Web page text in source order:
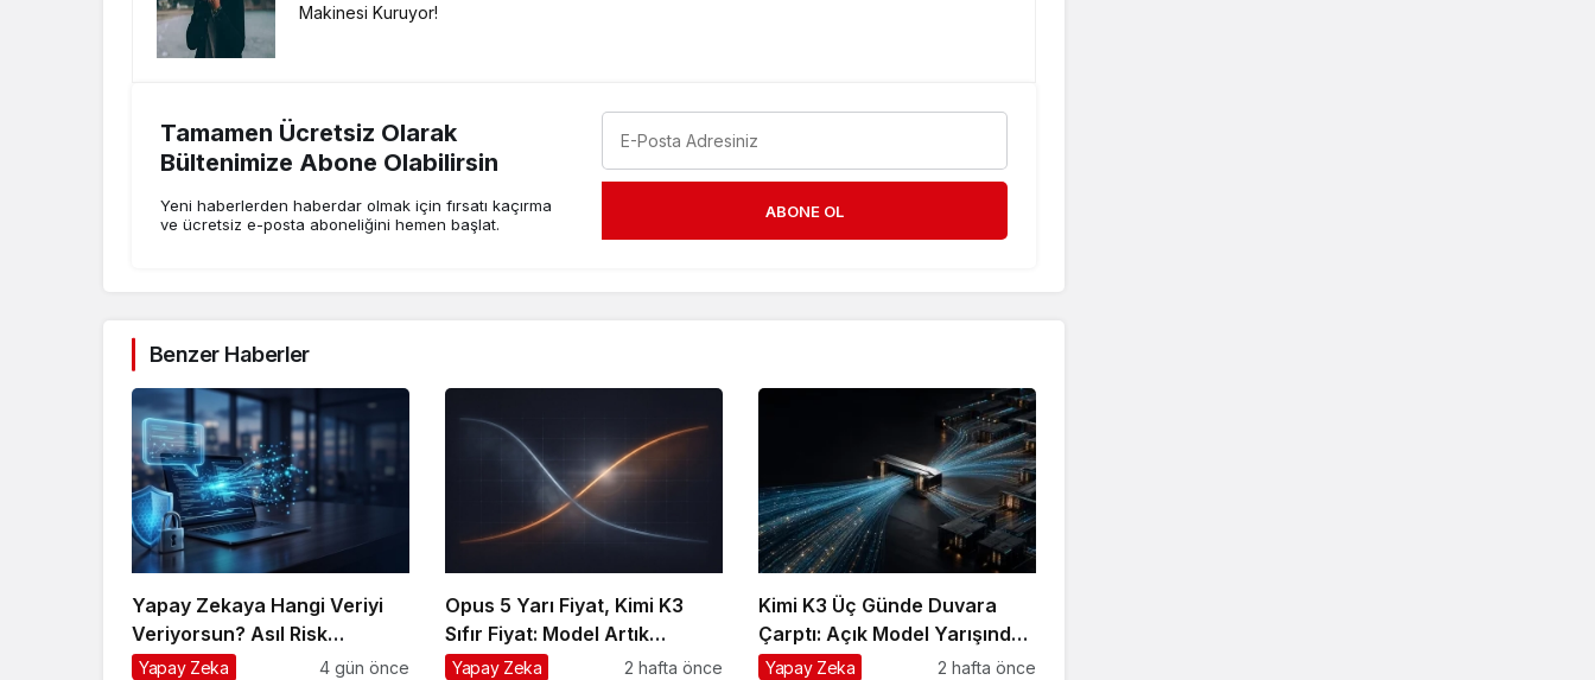
Makinesi Kuruyor!
Tamamen Ücretsiz Olarak
Bültenimize Abone Olabilirsin
Yeni haberlerden haberdar olmak için fırsatı kaçırma
ve ücretsiz e-posta aboneliğini hemen başlat.
ABONE OL
Benzer Haberler
Yapay Zekaya Hangi Veriyi
Veriyorsun? Asıl Risk
Ürettiğin Değil, Verdiğin
Yapay Zeka 4 gün önce
Opus 5 Yarı Fiyat, Kimi K3
Sıfır Fiyat: Model Artık
Rekabet Avantajın Değil
Yapay Zeka 2 hafta önce
Kimi K3 Üç Günde Duvara
Çarptı: Açık Model Yarışında
Asıl Rekabet Zekâ Değil,
Yapay Zeka 2 hafta önce